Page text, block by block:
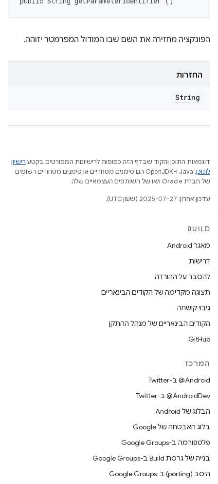
הפונקציה מחזירה את השם שבו המודול המפרמטר יזוהה.
החזרות
String
דוגמאות התוכן והקוד שבדף הזה כפופות לרישיונות המפורטים בקטע רישיון
לתוכן
.‏ Java ו-OpenJDK הם סימנים מסחריים או סימנים מסחריים רשומים
של חברת Oracle ו/או של השותפים העצמאיים שלה.
עדכון אחרון: 2025-07-27 (שעון UTC).
BUILD
מאגר Android
דרישות
להסבר על ההורדה
תצוגה מקדימה של הקודים הבינאריים
גיבוי קושחה
הקודים הבינאריים של מנהל ההתקן
GitHub
המרכז
‎@Android ב-Twitter
‎@AndroidDev ב-Twitter
הבלוג של Android
בלוג האבטחה של Google
פלטפורמה ב-Google Groups
בנייה של גרסת Build ב-Google Groups
היסב (porting) ב-Google Groups